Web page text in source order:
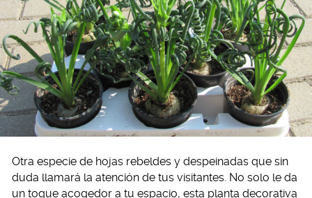
Otra especie de hojas rebeldes y despeinadas que sin
duda llamará la atención de tus visitantes. No solo le da
un toque acogedor a tu espacio, esta planta decorativa